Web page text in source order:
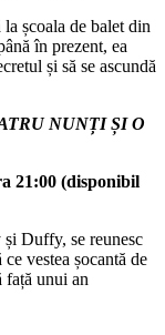
școala de balet din
în prezent, ea
și să se ascundă
NUNȚI ȘI O
21:00 (disponibil
Duffy, se reunesc
vestea șocantă de
față unui an